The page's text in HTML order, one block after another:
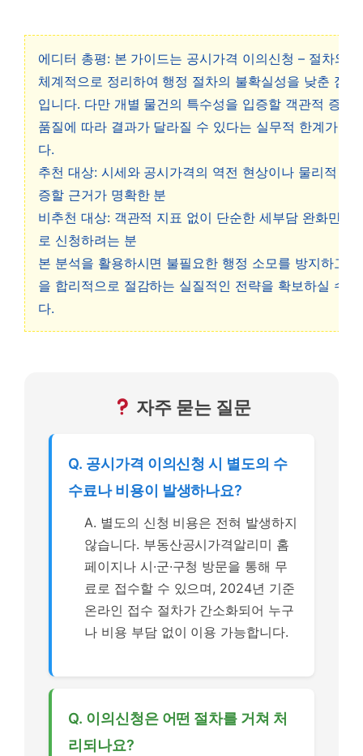
에디터 총평: 본 가이드는 공시가격 이의신청 – 절차와
체계적으로 정리하여 행정 절차의 불확실성을 낮춘 점이
입니다. 다만 개별 물건의 특수성을 입증할 객관적 증빙
품질에 따라 결과가 달라질 수 있다는 실무적 한계가 존
다.
추천 대상: 시세와 공시가격의 역전 현상이나 물리적 결
증할 근거가 명확한 분
비추천 대상: 객관적 지표 없이 단순한 세부담 완화만을
로 신청하려는 분
본 분석을 활용하시면 불필요한 행정 소모를 방지하고
을 합리적으로 절감하는 실질적인 전략을 확보하실 수
다.
자주 묻는 질문
Q. 공시가격 이의신청 시 별도의 수
수료나 비용이 발생하나요?
A. 별도의 신청 비용은 전혀 발생하지
않습니다. 부동산공시가격알리미 홈
페이지나 시·군·구청 방문을 통해 무
료로 접수할 수 있으며, 2024년 기준
온라인 접수 절차가 간소화되어 누구
나 비용 부담 없이 이용 가능합니다.
Q. 이의신청은 어떤 절차를 거쳐 처
리되나요?